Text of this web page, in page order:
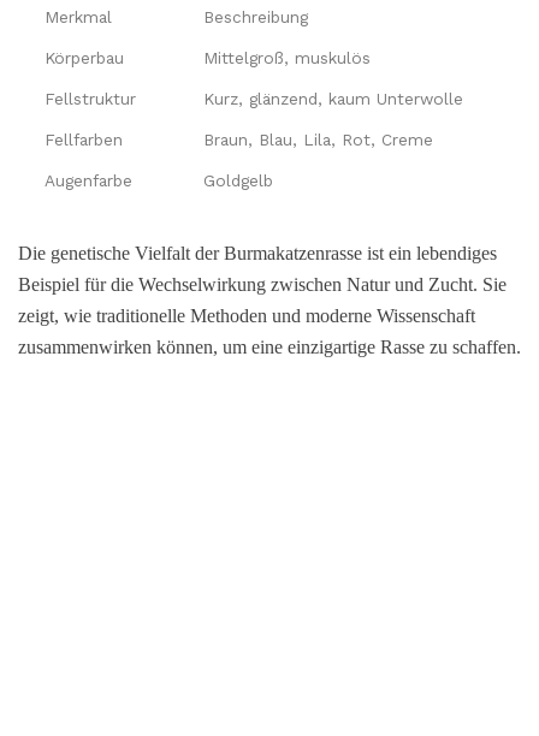
Merkmal Beschreibung
Körperbau Mittelgroß, muskulös
Fellstruktur Kurz, glänzend, kaum Unterwolle
Fellfarben Braun, Blau, Lila, Rot, Creme
Augenfarbe Goldgelb
Die genetische Vielfalt der Burmakatzenrasse ist ein lebendiges
Beispiel für die Wechselwirkung zwischen Natur und Zucht. Sie
zeigt, wie traditionelle Methoden und moderne Wissenschaft
zusammenwirken können, um eine einzigartige Rasse zu schaffen.